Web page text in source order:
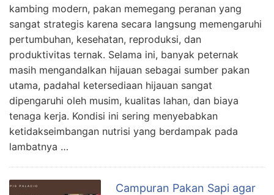
kambing modern, pakan memegang peranan yang
sangat strategis karena secara langsung memengaruhi
pertumbuhan, kesehatan, reproduksi, dan
produktivitas ternak. Selama ini, banyak peternak
masih mengandalkan hijauan sebagai sumber pakan
utama, padahal ketersediaan hijauan sangat
dipengaruhi oleh musim, kualitas lahan, dan biaya
tenaga kerja. Kondisi ini sering menyebabkan
ketidakseimbangan nutrisi yang berdampak pada
lambatnya …
Campuran Pakan Sapi agar